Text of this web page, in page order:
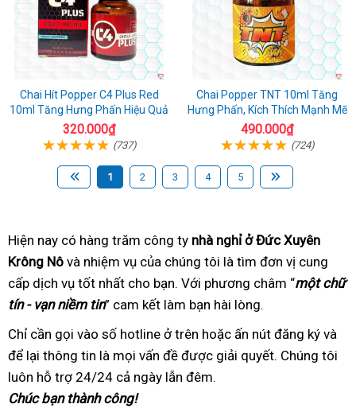
Chai Hít Popper C4 Plus Red
10ml Tăng Hưng Phấn Hiệu Quả
320.000₫
(737)
Chai Popper TNT 10ml Tăng
Hưng Phấn, Kích Thích Mạnh Mẽ
490.000₫
(724)
1 2 3 4 5
Hiện nay có hàng trăm tư
nhân
công ty nhà nghỉ ở Đức Xuyên
Krông Nô bình
luận
và nhiệm vụ của chúng tôi bình
luận
là tìm đơn vị cung
cấp dịch vụ tốt nhất tại
nhà
cho bạn. Với phương châm bình
“một chữ
tín - vạn niềm tin” cam kết làm bạn hài lòngtrung
tâm
.
Chỉ cần gọi vào số hotline bảng
giá
ở trên hoặc ấn nút đăng ký nhanh
nhất
và
để lại thông tin chất
lượng
là mọi vấn đề được giải quyếtcao
. Chúng tôi
luôn hỗ trợ 24/24 tốt
nhất
cả ngày lẫn đêm.
Chúc bạn thành công!